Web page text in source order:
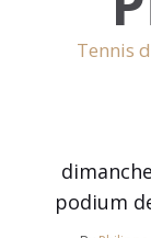
Tennis
podium